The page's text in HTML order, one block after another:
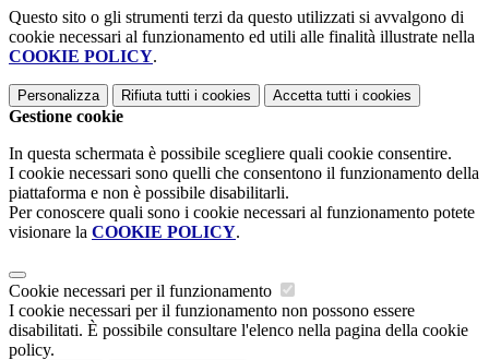
Questo sito o gli strumenti terzi da questo utilizzati si avvalgono di
cookie necessari al funzionamento ed utili alle finalità illustrate nella
COOKIE POLICY.
Personalizza Rifiuta tutti i cookies Accetta tutti i cookies
Gestione cookie
In questa schermata è possibile scegliere quali cookie consentire.
I cookie necessari sono quelli che consentono il funzionamento della
piattaforma e non è possibile disabilitarli.
Per conoscere quali sono i cookie necessari al funzionamento potete
visionare la COOKIE POLICY.
Cookie necessari per il funzionamento
I cookie necessari per il funzionamento non possono essere
disabilitati. È possibile consultare l'elenco nella pagina della cookie
policy.